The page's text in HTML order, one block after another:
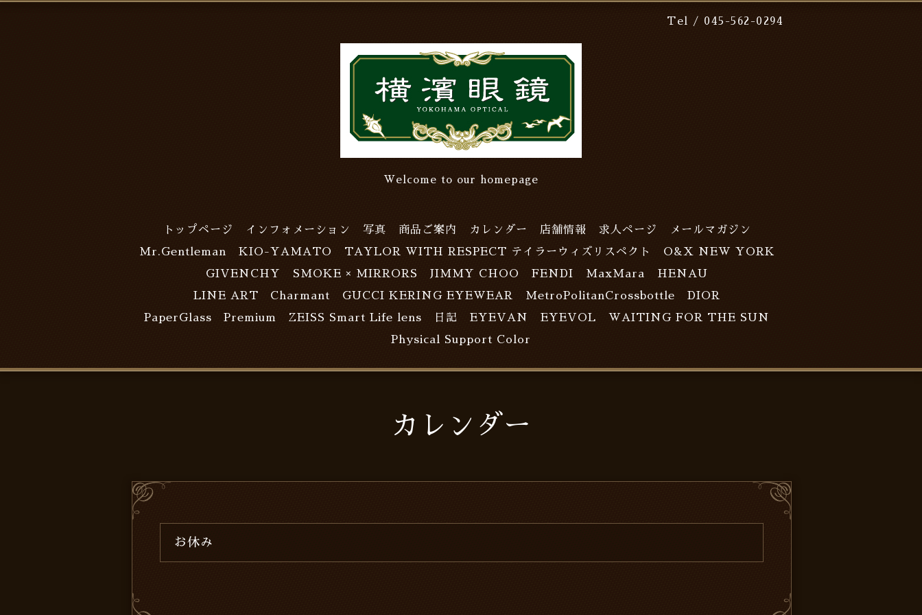
Tel / 045-562-0294
Welcome to our homepage
トップページ インフォメーション 写真 商品ご案内 カレンダー 店舗情報 求人ページ
メールマガジン
Mr.Gentleman
KIO-YAMATO TAYLOR WITH RESPECT テイラーウィズリスペクト
O&X NEW YORK
GIVENCHY
SMOKE × MIRRORS JIMMY CHOO FENDI MaxMara
HENAU
LINE ART Charmant
GUCCI KERING EYEWEAR MetroPolitanCrossbottle
DIOR
PaperGlass Premium
ZEISS Smart Life lens 日記 EYEVAN EYEVOL
WAITING FOR THE SUN
Physical Support Color
カレンダー
お休み